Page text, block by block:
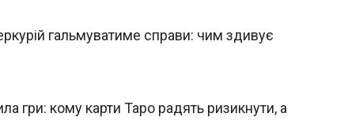
гальмуватиме справи: чим здивує
гри: кому карти Таро радять ризикнути, а